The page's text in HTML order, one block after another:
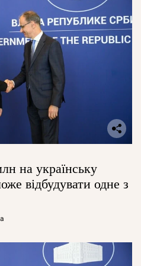
на українську
відбудувати одне з